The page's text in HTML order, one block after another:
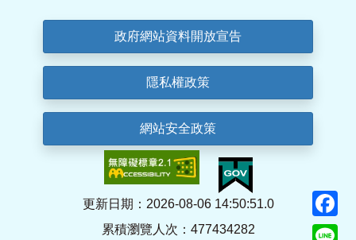
政府網站資料開放宣告
隱私權政策
網站安全政策
更新日期：2026-08-06 14:50:51.0
累積瀏覽人次：477434282